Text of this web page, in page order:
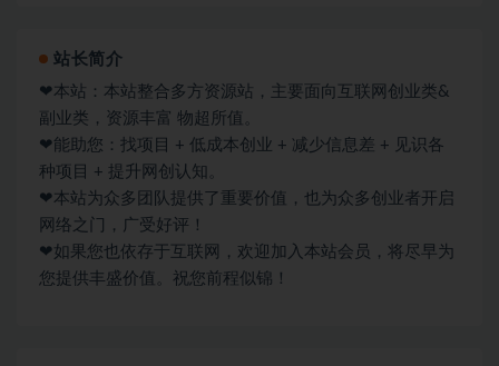
站长简介
❤本站：本站整合多方资源站，主要面向互联网创业类&
副业类，资源丰富 物超所值。
❤能助您：找项目 + 低成本创业 + 减少信息差 + 见识各
种项目 + 提升网创认知。
❤本站为众多团队提供了重要价值，也为众多创业者开启
网络之门，广受好评！
❤如果您也依存于互联网，欢迎加入本站会员，将尽早为
您提供丰盛价值。祝您前程似锦！